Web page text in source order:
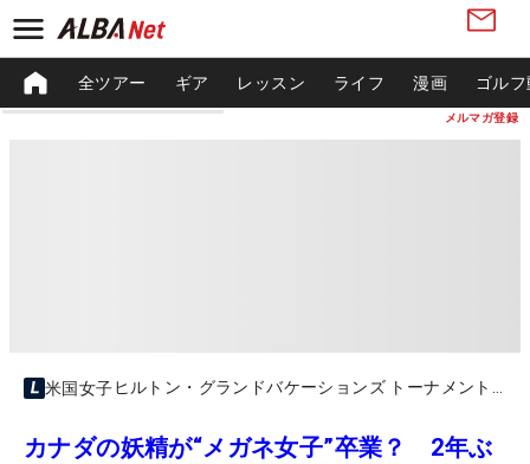
メルマガ登録
全ツアー ギア レッスン ライフ 漫画 ゴル
米国女子
カナダの妖精が“メガネ女子”卒業？ 2年ぶ